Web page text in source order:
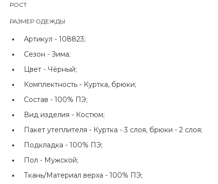
РОСТ
РАЗМЕР ОДЕЖДЫ
Артикул - 108823;
Сезон - Зима;
Цвет - Чёрный;
Комплектность - Куртка, брюки;
Состав - 100% ПЭ;
Вид изделия - Костюм;
Пакет утеплителя - Куртка - 3 слоя, брюки - 2 слоя;
Подкладка - 100% ПЭ;
Пол - Мужской;
Ткань/Материал верха - 100% ПЭ;